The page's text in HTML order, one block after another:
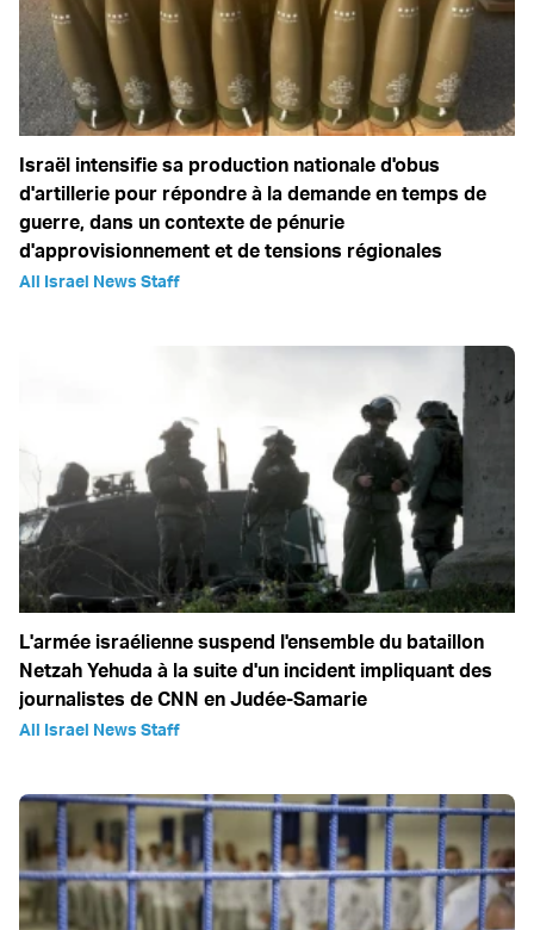
Israël intensifie sa production nationale d'obus
d'artillerie pour répondre à la demande en temps de
guerre, dans un contexte de pénurie
d'approvisionnement et de tensions régionales
All Israel News Staff
L'armée israélienne suspend l'ensemble du bataillon
Netzah Yehuda à la suite d'un incident impliquant des
journalistes de CNN en Judée-Samarie
All Israel News Staff